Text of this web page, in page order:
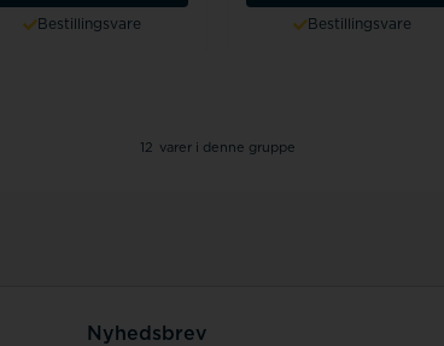
Bestillingsvare Bestillingsvare
12 varer i denne gruppe
Nyhedsbrev